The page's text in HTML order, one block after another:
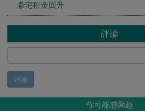
豪宅租金回升
評論
評論
你可能感興趣